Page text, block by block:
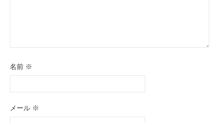
名前 ※
メール ※